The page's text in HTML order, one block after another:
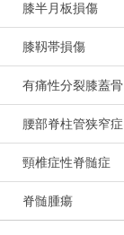
膝半月板損傷
膝靱帯損傷
有痛性分裂膝蓋骨
腰部脊柱管狭窄症
頸椎症性脊髄症
脊髄腫瘍